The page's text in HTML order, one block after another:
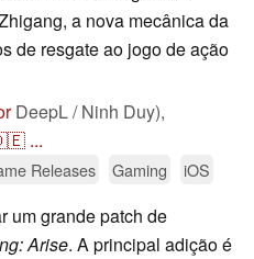
a nova mecânica da
de resgate ao jogo de ação
DeepL / Ninh Duy),
...
Releases Gaming iOS
um grande patch de
Arise. A principal adição é